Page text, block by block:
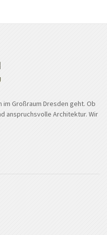
im Großraum Dresden geht. Ob
anspruchsvolle Architektur. Wir